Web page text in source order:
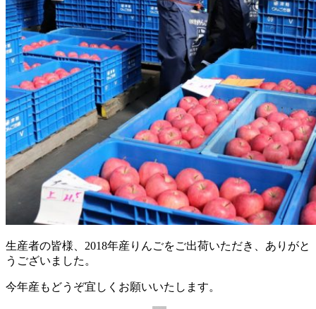
生産者の皆様、2018年産りんごをご出荷いただき、ありがと
うございました。
今年産もどうぞ宜しくお願いいたします。